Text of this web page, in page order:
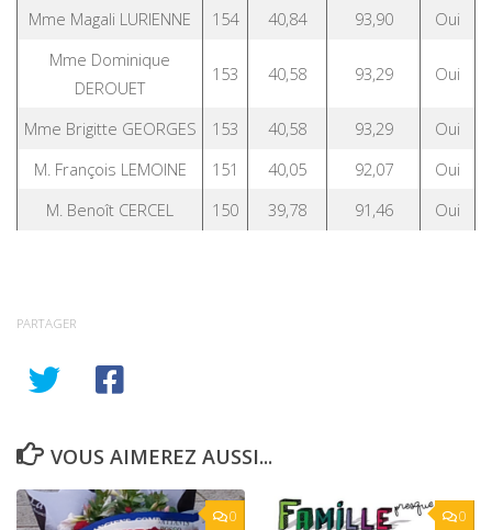
Mme Magali LURIENNE
154 40,84 93,90
Oui
Mme Dominique
DEROUET
153 40,58 93,29 Oui
Mme Brigitte GEORGES 153 40,58 93,29
Oui
M. François LEMOINE
151 40,05 92,07
Oui
M. Benoît CERCEL
150 39,78 91,46 Oui
PARTAGER
VOUS AIMEREZ AUSSI...
0 0